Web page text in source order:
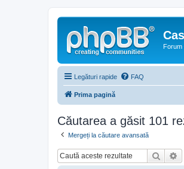
Forum
Legături rapide FAQ
Prima pagină
Căutarea a găsit 101
Mergeți la căutare avansată
Căutare